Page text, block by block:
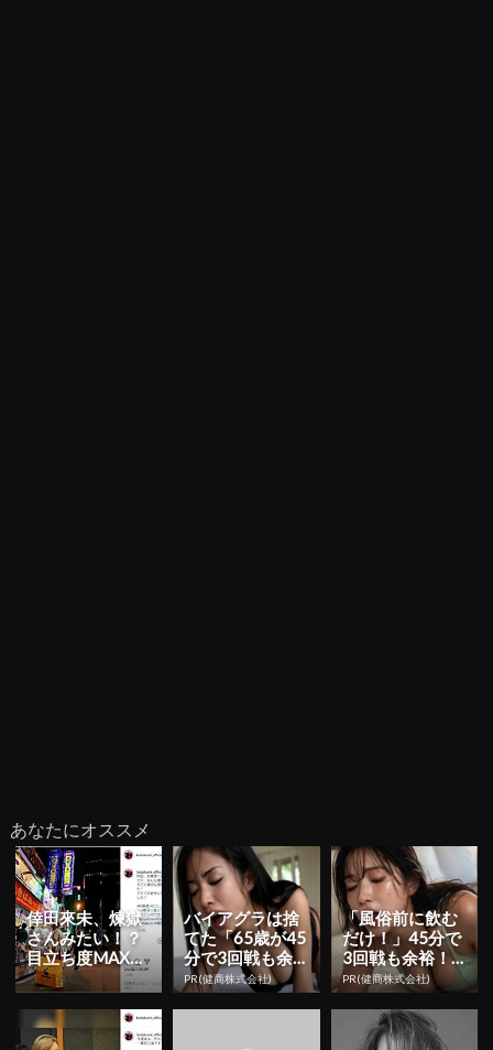
あなたにオススメ
倖田來未、煉獄
さんみたい！？
目立ち度MAXな
私服で秋葉原に
降臨
バイアグラは捨
てた「65歳が45
分で3回戦も余
裕」980円で朝
まで絶好調！
PR(健商株式会社)
「風俗前に飲む
だけ！」45分で
3回戦も余裕！9
80円で朝まで絶
好調
PR(健商株式会社)